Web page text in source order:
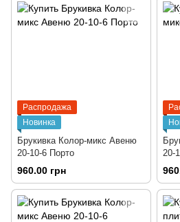
Распродажа
Новинка
Брукивка Колор-микс Авеню
20-10-6 Порто
960.00 грн
20-